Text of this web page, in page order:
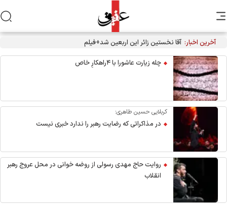
آخرین اخبار: آقا نخستین زائر این اربعین شد+فیلم
چله زیارت عاشورا با ۴راهکارِ خاص
کربلایی حسین طاهری:
در مذاکراتی که رضایت رهبر را ندارد خبری نیست
روایت حاج مهدی رسولی از روضه خوانی در محل عروج رهبر
انقلاب